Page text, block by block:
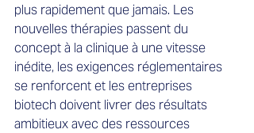
plus rapidement que jamais. Les
nouvelles thérapies passent du
concept à la clinique à une vitesse
inédite, les exigences réglementaires
se renforcent et les entreprises
biotech doivent livrer des résultats
ambitieux avec des ressources